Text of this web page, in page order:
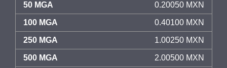
50 MGA 0.20050 MXN
100 MGA 0.40100 MXN
250 MGA 1.00250 MXN
500 MGA 2.00500 MXN